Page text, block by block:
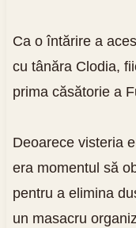
Ca o întărire a
cu tânăra Clodia,
prima căsătorie a
Deoarece visteria
era momentul să
pentru a elimina
un masacru